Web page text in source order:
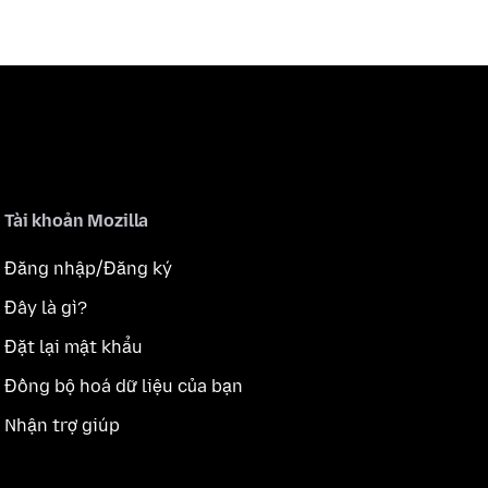
Tài khoản Mozilla
Đăng nhập/Đăng ký
Đây là gì?
Đặt lại mật khẩu
Đồng bộ hoá dữ liệu của bạn
Nhận trợ giúp